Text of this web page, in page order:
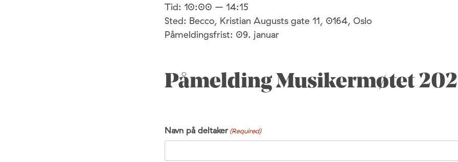
Tid: 10:00 – 14:15
Sted: Becco, Kristian Augusts gate 11, 0164, Oslo
Påmeldingsfrist: 09. januar
Påmelding Musikermøtet
Navn på deltaker (Required)